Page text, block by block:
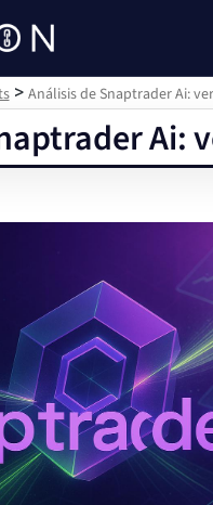
> Análisis de Snaptrader Ai:
Ai: